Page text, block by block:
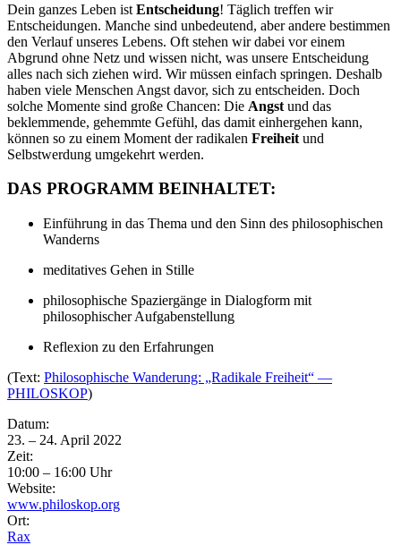
Dein ganzes Leben ist Entscheidung! Täglich treffen wir
Entscheidungen. Manche sind unbedeutend, aber andere bestimmen
den Verlauf unseres Lebens. Oft stehen wir dabei vor einem
Abgrund ohne Netz und wissen nicht, was unsere Entscheidung
alles nach sich ziehen wird. Wir müssen einfach springen. Deshalb
haben viele Menschen Angst davor, sich zu entscheiden. Doch
solche Momente sind große Chancen: Die Angst und das
beklemmende, gehemmte Gefühl, das damit einhergehen kann,
können so zu einem Moment der radikalen Freiheit und
Selbstwerdung umgekehrt werden.
DAS PROGRAMM BEINHALTET:
Einführung in das Thema und den Sinn des philosophischen
Wanderns
meditatives Gehen in Stille
philosophische Spaziergänge in Dialogform mit
philosophischer Aufgabenstellung
Reflexion zu den Erfahrungen
(Text: Philosophische Wanderung: „Radikale Freiheit“ —
PHILOSKOP)
Eventdetails
Datum:
23. – 24. April 2022
Zeit:
10:00 – 16:00 Uhr
Website:
www.philoskop.org
Ort:
Rax